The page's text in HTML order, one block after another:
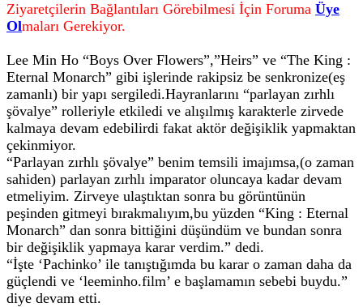
Ziyaretçilerin Bağlantıları Görebilmesi İçin Foruma Üye
Olmaları Gerekiyor.
Lee Min Ho “Boys Over Flowers”,”Heirs” ve “The King :
Eternal Monarch” gibi işlerinde rakipsiz be senkronize(eş
zamanlı) bir yapı sergiledi.Hayranlarını “parlayan zırhlı
şövalye” rolleriyle etkiledi ve alışılmış karakterle zirvede
kalmaya devam edebilirdi fakat aktör değişiklik yapmaktan
çekinmiyor.
“Parlayan zırhlı şövalye” benim temsili imajımsa,(o zaman
sahiden) parlayan zırhlı imparator oluncaya kadar devam
etmeliyim. Zirveye ulaştıktan sonra bu görüntünün
peşinden gitmeyi bırakmalıyım,bu yüzden “King : Eternal
Monarch” dan sonra bittiğini düşündüm ve bundan sonra
bir değişiklik yapmaya karar verdim.” dedi.
“İşte ‘Pachinko’ ile tanıştığımda bu karar o zaman daha da
güçlendi ve ‘leeminho.film’ e başlamamın sebebi buydu.”
diye devam etti.